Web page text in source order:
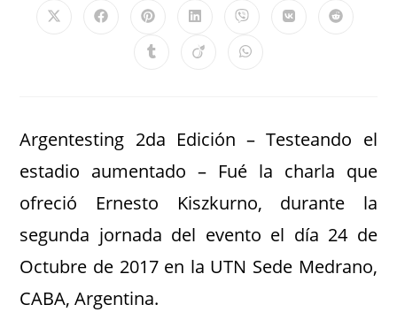
Argentesting 2da Edición – Testeando el
estadio aumentado – Fué la charla que
ofreció Ernesto Kiszkurno, durante la
segunda jornada del evento el día 24 de
Octubre de 2017 en la UTN Sede Medrano,
CABA, Argentina.